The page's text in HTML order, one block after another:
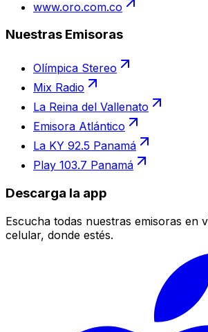
www.oro.com.co
Nuestras Emisoras
Olímpica Stereo
Mix Radio
La Reina del Vallenato
Emisora Atlántico
La KY 92.5 Panamá
Play 103.7 Panamá
Descarga la app
Escucha todas nuestras emisoras en
celular, donde estés.